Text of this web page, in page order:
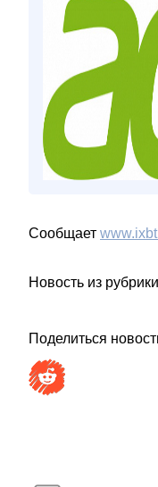
Сообщает
Новость из
Поделиться